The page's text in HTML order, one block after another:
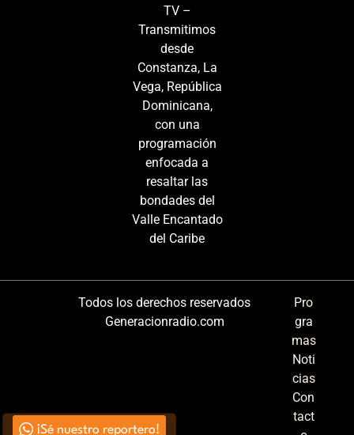
TV –
Transmitimos
desde
Constanza, La
Vega, República
Dominicana,
con una
programación
enfocada a
resaltar las
bondades del
Valle Encantado
del Caribe
Todos los derechos reservados
Generacionradio.com
Pro
gra
mas
Noti
cias
Con
tact
¡Sé nuestro reportero!